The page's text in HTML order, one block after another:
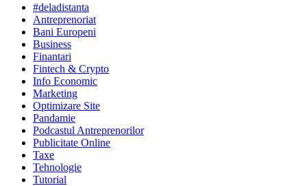
#deladistanta
Antreprenoriat
Bani Europeni
Business
Finantari
Fintech & Crypto
Info Economic
Marketing
Optimizare Site
Pandamie
Podcastul Antreprenorilor
Publicitate Online
Taxe
Tehnologie
Tutorial